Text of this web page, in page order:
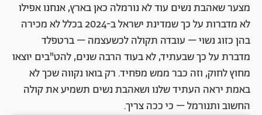
מצער שאהבת נשים עוד לא נורמלה כאן בארץ, אנחנו אפילו
לא מדברות על כך שמדינת ישראל ב-2024 בכלל לא מכירה
בהן כזוג נשוי – עובדה תקולה לכשעצמה – ברטפלד
מדברת על כך שבעתיד, לא בעוד הרבה שנים, להט"בים יוצאו
מחוץ לחוק, וזה כבר ממש מפחיד. רק בואו נקווה שכך לא
באמת יראה העתיד שלנו ושאהבת נשים תשמיע את קולה
החשוב ותנורמל – כי ככה צריך.